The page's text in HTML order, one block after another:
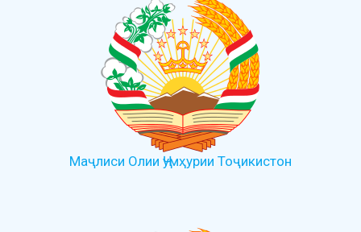
Маҷлиси Олии Ҷумҳурии Тоҷикистон